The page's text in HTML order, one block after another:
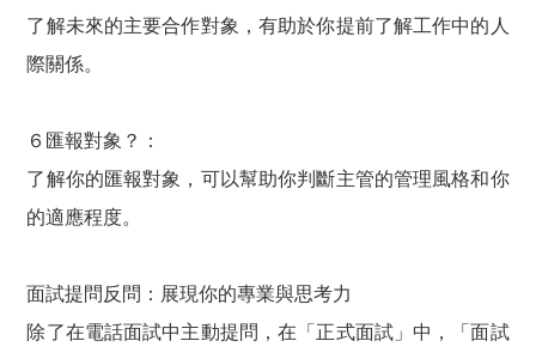
了解未來的主要合作對象，有助於你提前了解工作中的人
際關係。
６匯報對象？：
了解你的匯報對象，可以幫助你判斷主管的管理風格和你
的適應程度。
面試提問反問：展現你的專業與思考力
除了在電話面試中主動提問，在「正式面試」中，「面試